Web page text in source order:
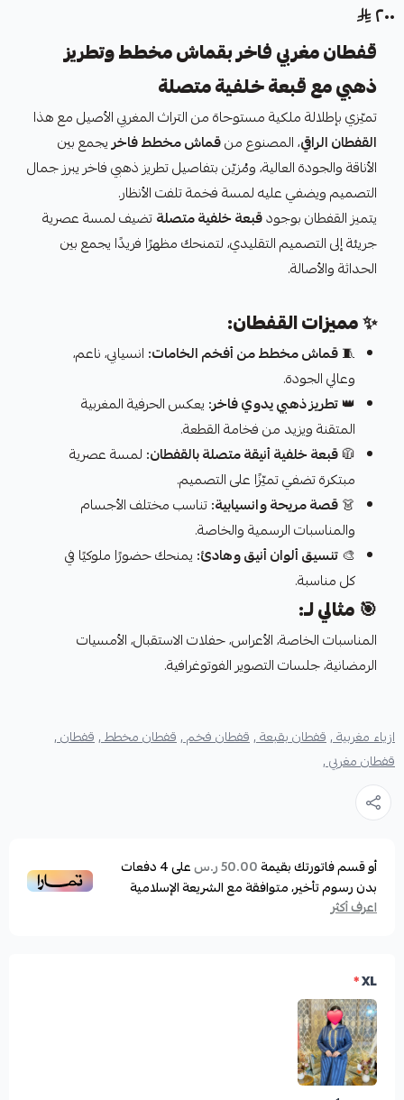
٢٠٠
قفطان مغربي فاخر بقماش مخطط وتطريز
ذهبي مع قبعة خلفية متصلة
تميّزي بإطلالة ملكية مستوحاة من التراث المغربي الأصيل مع هذا
القفطان الراقي، المصنوع منقماش مخطط فاخريجمع بين
الأناقة والجودة العالية، ومُزيّن بتفاصيل تطريز ذهبي فاخر يبرز جمال
التصميم ويضفي عليه لمسة فخمة تلفت الأنظار.
يتميز القفطان بوجودقبعة خلفية متصلةتضيف لمسة عصرية
جريئة إلى التصميم التقليدي، لتمنحك مظهرًا فريدًا يجمع بين
الحداثة والأصالة.
✨مميزات القفطان:
🧵قماش مخطط من أفخم الخامات: انسيابي، ناعم،
وعالي الجودة.
👑تطريز ذهبي يدوي فاخر: يعكس الحرفية المغربية
المتقنة ويزيد من فخامة القطعة.
🧥قبعة خلفية أنيقة متصلة بالقفطان: لمسة عصرية
مبتكرة تضفي تميّزًا على التصميم.
👗قصة مريحة وانسيابية:تناسب مختلف الأجسام
والمناسبات الرسمية والخاصة.
🎨تنسيق ألوان أنيق وهادئ: يمنحك حضورًا ملوكيًا في
كل مناسبة.
🎯مثالي لـ:
المناسبات الخاصة، الأعراس، حفلات الاستقبال، الأمسيات
الرمضانية، جلسات التصوير الفوتوغرافية.
ازياء مغربية ,قفطان بقبعة ,قفطان فخم ,قفطان مخطط ,قفطان ,
قفطان مغربي ,
أو قسم فاتورتك بقيمة50.00 ر.س على4دفعات
بدون رسوم تأخير، متوافقة مع الشريعة الإسلامية
اعرف أكثر
XL
*